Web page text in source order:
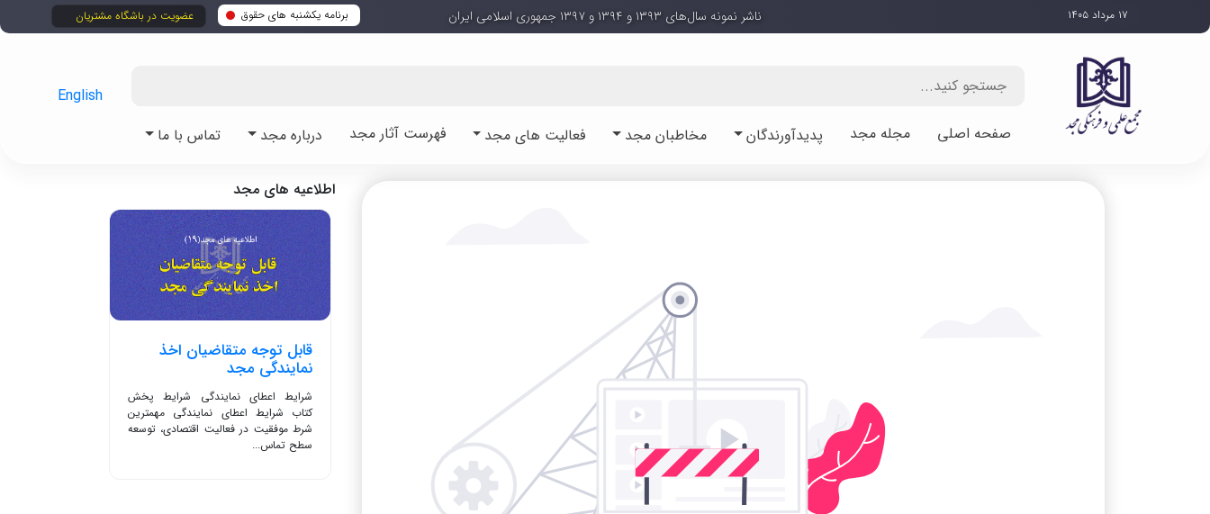
برنامه یکشنبه های حقوق عضویت در باشگاه مشتریان ۱۷ مرداد ۱۴۰۵ ناشر نمونه سال‌های ۱۳۹۳ و ۱۳۹۴ و ۱۳۹۷ جمهوری اسلامی ایران
صفحه اصلی مجله مجد پدیدآورندگان مخاطبان مجد فعالیت های مجد فهرست آثار مجد درباره مجد تماس با ما
English
اطلاعیه های مجد
قابل توجه متقاضیان اخذ
نمایندگی مجد
شرایط اعطای نمایندگی شرایط پخش
کتاب شرایط اعطای نمایندگی مهمترین
شرط موفقیت در فعالیت اقتصادی، توسعه
سطح تماس...